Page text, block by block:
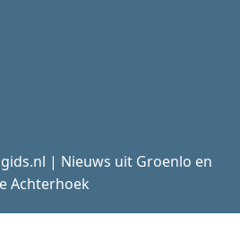
| Nieuws uit Groenlo en
Achterhoek